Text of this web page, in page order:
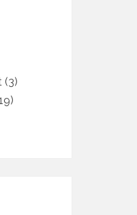
(3)